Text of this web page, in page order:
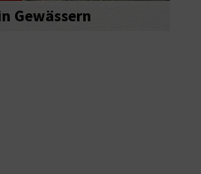
Gewässern